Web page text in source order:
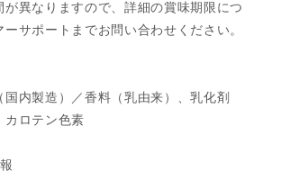
が異なりますので、詳細の賞味期限につ
サポートまでお問い合わせください。
国内製造）／香料（乳由来）、乳化剤
カロテン色素